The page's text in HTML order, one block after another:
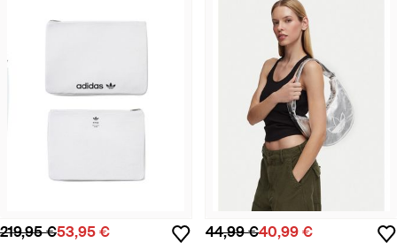
219,95 €53,95 € 44,99 €40,99 €